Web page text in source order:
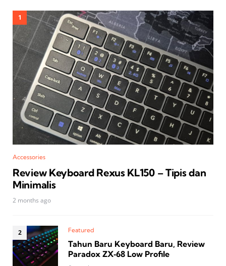
Accessories
Review Keyboard Rexus KL150 – Tipis dan
Minimalis
2 months ago
Featured
Tahun Baru Keyboard Baru, Review
Paradox ZX‑68 Low Profile